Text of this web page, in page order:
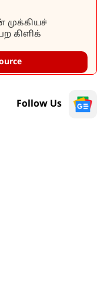
முக்கியச்
கிளிக்
Follow Us